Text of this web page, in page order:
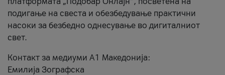
подигање на свеста и обезбедување практични
насоки за безбедно однесување во дигиталниот
свет.
Контакт за медиуми А1 Македонија:
Емилија Зографска